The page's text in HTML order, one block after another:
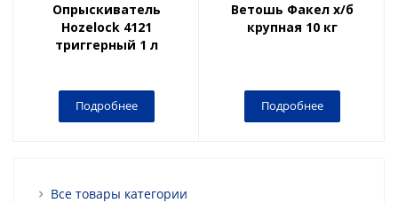
Опрыскиватель
Hozelock 4121
триггерный 1 л
Подробнее
Ветошь Факел х/б
крупная 10 кг
Подробнее
Все товары категории